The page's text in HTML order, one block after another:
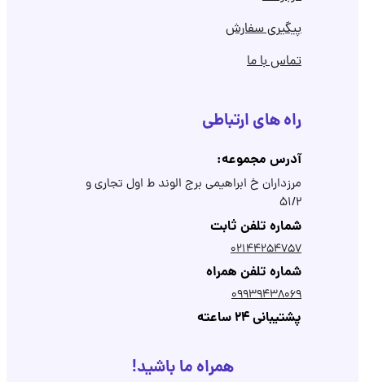
پیگیری سفارش
تماس با ما
راه های ارتباطی
آدرس مجموعه:
مرزداران خ ابراهیمی برج الوند ط اول تجاری و
۵۱/۲
شماره تلفن ثابت
02144254757
شماره تلفن همراه
09939438069
پشتیبانی 24 ساعته
همراه ما باشید!